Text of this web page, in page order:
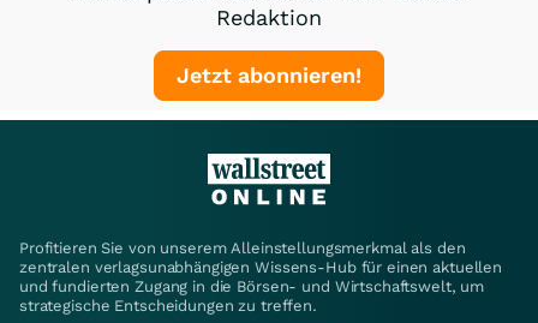
Redaktion
Jetzt abonnieren!
Profitieren Sie von unserem Alleinstellungsmerkmal als den
zentralen verlagsunabhängigen Wissens-Hub für einen aktuellen
und fundierten Zugang in die Börsen- und Wirtschaftswelt, um
strategische Entscheidungen zu treffen.